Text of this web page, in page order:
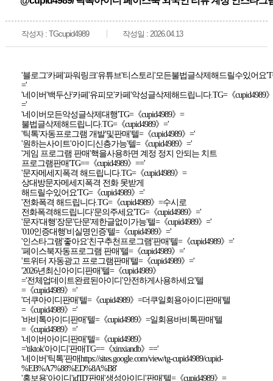
작성자 : TGcupid4989 작성일 : 2026.04.13
'블로그'카페'파워링크'유튜브'티스토리'모든불법글삭제해드릴수있어요
='
'네이버'백두산'카페'유피모'카페'악성글삭제해드립니다.TG=《cupid4989》
='
'네이버모든악성글삭제대행'TG=《cupid4989》=
불법글삭제해드립니다.TG=《cupid4989》='
'틱톡'자동프로그램 개발'및판매'텔=《cupid4989》='
'원하는사이트'아이디신층가능'텔=《cupid4989》='
'게임 프로그램 판매'핵을사용하면 계정 정지 안되는 치트
프로그램판매'TG==《cupid4989》=='
'문자메세지폭격 해드립니다.TG=《cupid4989》=
상대방문자메세지폭격 전화 못받게
해드릴수있어요'TG=《cupid4989》='
'전화폭격 해드립니다.TG=《cupid4989》=수시로
전화폭격해드립니다'문의주세요'TG=《cupid4989》='
'문자'대행'장문'단문'제한글없이가능'텔=《cupid4989》='
'010인증대행'비실명인증'텔=《cupid4989》='
'인스타그램'좋아요'친구추천프로그램'판매'텔=《cupid4989》='
'페이스북자동프로그램 판매'텔=《cupid4989》='
'트위터 자동광고 프로그램판매'텔=《cupid4989》='
'2026년최신아이디판매'텔=《cupid4989》
='전체업데이트완료된아이디'안전하게사용하세요'텔
=《cupid4989》='
'더쿠아이디판매'텔=《cupid4989》=더쿠일회용아이디판매'텔
=《cupid4989》='
'바비톡아이디판매'텔=《cupid4989》=일회용바비톡판매'텔
=《cupid4989》='
'네이버아이디판매'텔=《cupid4989》
='tiktok'아이디'판매TG==《xinxiandb》=='
'네이버'틱톡'판매https://sites.google.com/view/tg-cupid4989/cupid-
%EB%A7%88%ED%8A%B8'
'홍보용'아이디'id'ID'판매'생성아이디'판매'텔=《cupid4989》=